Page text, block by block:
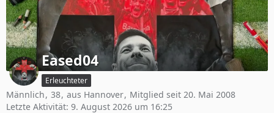
Eased04
Erleuchteter
Männlich 38 aus Hannover Mitglied seit 20. Mai 2008
Letzte Aktivität: 9. August 2026 um 16:25